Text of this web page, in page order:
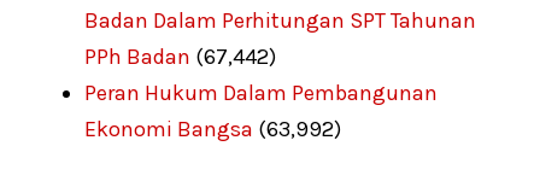
Badan Dalam Perhitungan SPT Tahunan
PPh Badan (67,442)
Peran Hukum Dalam Pembangunan
Ekonomi Bangsa (63,992)